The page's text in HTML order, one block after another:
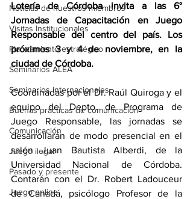
Noticias de nuestros miembros
Visitas Institucionales
Planeamiento estratégico
Seminarios ALEA
Seminarios Internacionales
Buenas prácticas de comunicación
Comunicación
Juego ilegal
Pasado y presente
Juego online
Lotería de Córdoba invita a las 6°
Jornadas de Capacitación en Juego
Responsable del centro del país. Los
próximos 3 y 4 de noviembre, en la
ciudad de Córdoba.
Coordinadas por el Dr. Raúl Quiroga y el
equipo del Depto. de Programa de
Juego Responsable, las jornadas se
desarrollarán de modo presencial en el
salón Juan Bautista Alberdi, de la
Universidad Nacional de Córdoba.
Contarán con el Dr. Robert Ladouceur
de Canadá, psicólogo Profesor de la